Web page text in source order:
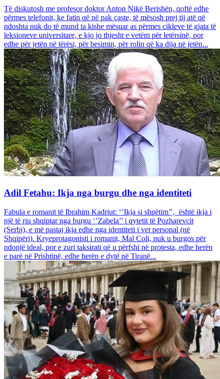
Të diskutosh me profesor doktor Anton Nikë Berishën, qoftë edhe
përmes telefonit, ke fatin që në pak çaste, të mësosh prej tij atë që
ndoshta nuk do të mund ta kishe mësuar as përmes cikleve të gjata të
leksioneve universitare, e kjo jo thjesht e vetëm për letërsinë, por
edhe për jetën në tërësi, për besimin, për rolin që ka dija në jetën...
Adil Fetahu: Ikja nga burgu dhe nga identiteti
Fabula e romanit të Ibrahim Kadriut: ‘’Ikja si shpëtim’’, është ikja i
një të riu shqiptar nga burgu ‘’Zabela’’ i qytetit të Pozharevcit
(Serbi), e më pastaj ikja edhe nga identiteti i vet personal (në
Shqipëri). Kryeprotagonisti i romanit, Mal Coli, nuk u burgos për
ndonjë ideal, por e zuri taksirati që u përfshi në protesta, edhe herën
e parë në Prishtinë, edhe herën e dytë në Tiranë...